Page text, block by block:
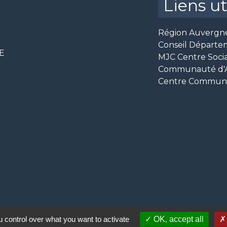
Liens
Région
Conseil
MJC Centre
Communauté
Centre
over what you want to activate OK, accept all